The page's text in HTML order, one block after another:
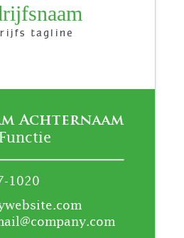
1020
Functie
Achternaam
tagline